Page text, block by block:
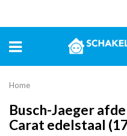
Home
Busch-Jaeger
Carat edelstaal